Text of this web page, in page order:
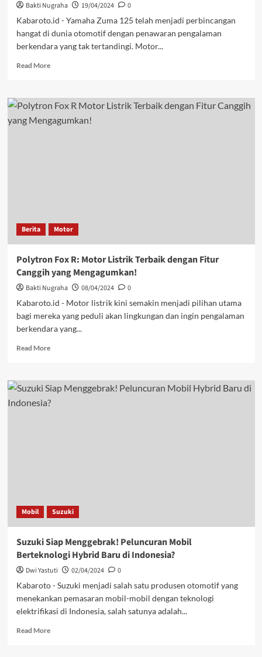
Bakti Nugraha 19/04/2024
0
Kabaroto.id - Yamaha Zuma 125 telah menjadi perbincangan
hangat di dunia otomotif dengan penawaran pengalaman
berkendara yang tak tertandingi. Motor...
Read More
Berita Motor
Polytron Fox R: Motor Listrik Terbaik dengan Fitur
Canggih yang Mengagumkan!
Bakti Nugraha 08/04/2024
0
Kabaroto.id - Motor listrik kini semakin menjadi pilihan utama
bagi mereka yang peduli akan lingkungan dan ingin pengalaman
berkendara yang...
Read More
Mobil Suzuki
Suzuki Siap Menggebrak! Peluncuran Mobil
Berteknologi Hybrid Baru di Indonesia?
Dwi Yastuti 02/04/2024
0
Kabaroto - Suzuki menjadi salah satu produsen otomotif yang
menekankan pemasaran mobil-mobil dengan teknologi
elektrifikasi di Indonesia, salah satunya adalah...
Read More